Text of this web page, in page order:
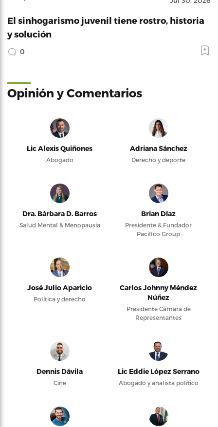
El sinhogarismo juvenil tiene rostro, historia
y solución
0
Opinión y Comentarios
Lic Alexis Quiñones
Abogado
Adriana Sánchez
Derecho y deporte
Dra. Bárbara D. Barros
Salud Mental & Menopausia
Brian Díaz
Presidente & Fundador
Pacifico Group
José Julio Aparicio
Política y derecho
Carlos Johnny Méndez
Núñez
Presidente Cámara de
Representantes
Dennis Dávila
Cine
Lic Eddie López Serrano
Abogado y analista político